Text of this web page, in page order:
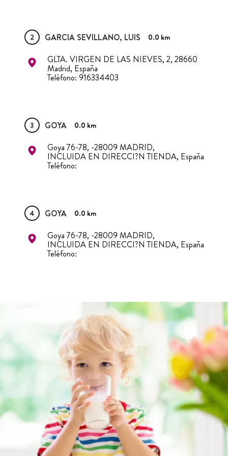
2 GARCIA SEVILLANO, LUIS 0.0 km
GLTA. VIRGEN DE LAS NIEVES, 2, 28660
Madrid, España
Teléfono: 916334403
3 GOYA 0.0 km
Goya 76-78, -28009 MADRID,
INCLUIDA EN DIRECCI?N TIENDA, España
Teléfono:
4 GOYA 0.0 km
Goya 76-78, -28009 MADRID,
INCLUIDA EN DIRECCI?N TIENDA, España
Teléfono:
0.1 km
Preciados 3, -28013 MADRID,
INCLUIDA EN DIRECCIÓN TIENDA, España
Teléfono:
PRECIADOS 0.1 km
Preciados 3, -28013 MADRID,
INCLUIDA EN DIRECCI?N TIENDA, España
Teléfono: